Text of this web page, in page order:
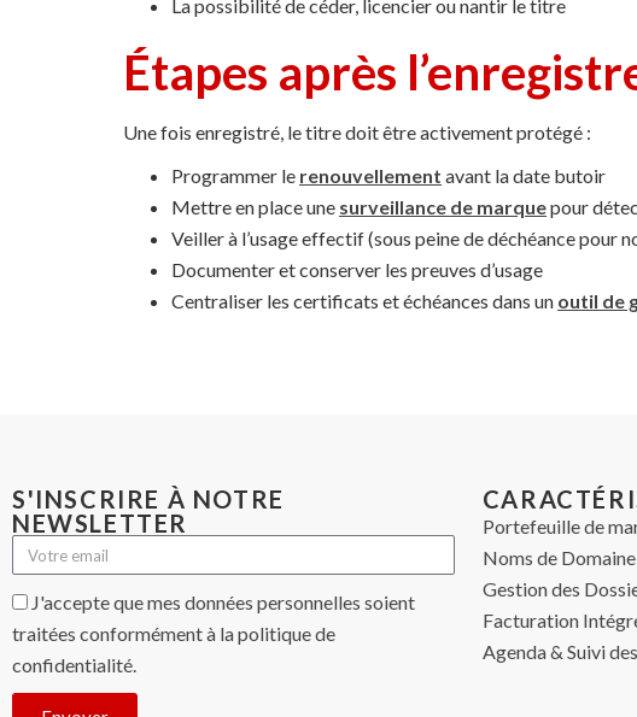
La possibilité de céder, licencier ou nantir le titre
Étapes après
Une fois enregistré, le titre doit être activement protégé :
Programmer le renouvellement avant la date butoir
Mettre en place une surveillance de marquepour
Veiller à l’usage effectif (sous peine de déchéance pour
Documenter et conserver les preuves d’usage
Centraliser les certificats et échéances dans un outil de
Portefeuille de
Noms de Domaine
Gestion des
Facturation
Agenda & Suivi
S'INSCRIRE À NOTRE
NEWSLETTER
J'accepte que mes données personnelles soient
traitées conformément à la politique de
confidentialité.